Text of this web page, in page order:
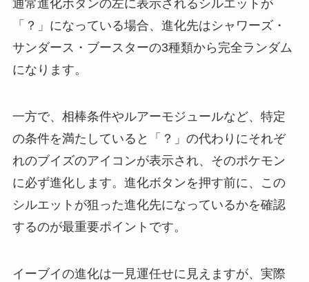
通常進化ボタンの左に表示されるシルエットが
「？」になっている場合、進化先はシャワーズ・
サンダース・ブースターの3種類から完全ランダム
になります。
一方で、相棒条件やルアーモジュールなど、特定
の条件を満たしていると「？」の代わりにそれぞ
れのブイズのアイコンが表示され、そのポケモン
に必ず進化します。進化ボタンを押す前に、この
シルエットが狙った進化先になっているかを確認
するのが最重要ポイントです。
イーブイの進化は一見運任せに見えますが、実際